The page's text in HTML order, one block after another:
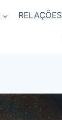
RELAÇÕES